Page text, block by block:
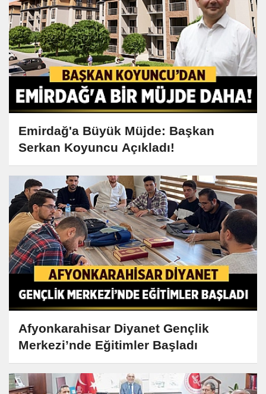
Emirdağ'a Büyük Müjde: Başkan
Serkan Koyuncu Açıkladı!
Afyonkarahisar Diyanet Gençlik
Merkezi’nde Eğitimler Başladı